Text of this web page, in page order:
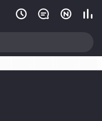
   